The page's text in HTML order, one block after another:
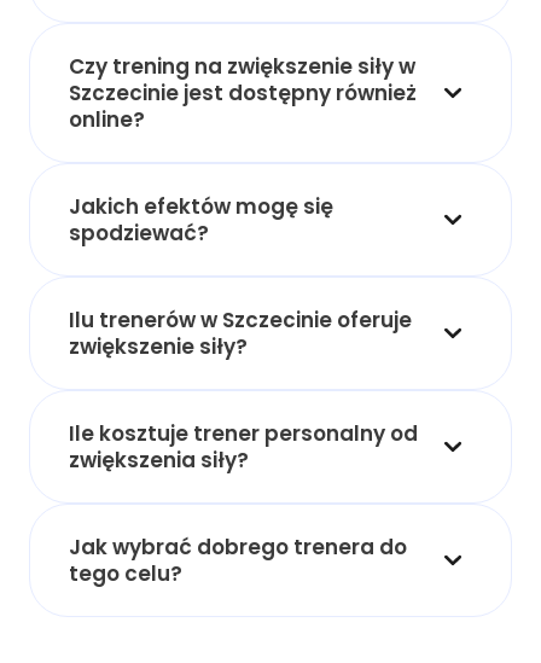
Czy trening na zwiększenie siły w
Szczecinie jest dostępny również
online?
Jakich efektów mogę się
spodziewać?
Ilu trenerów w Szczecinie oferuje
zwiększenie siły?
Ile kosztuje trener personalny od
zwiększenia siły?
Jak wybrać dobrego trenera do
tego celu?